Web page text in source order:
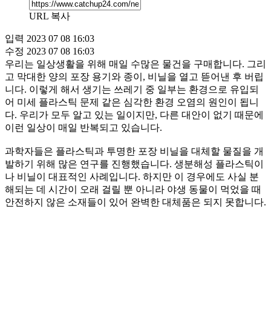
URL 복사
입력 2023 07 08 16:03
수정 2023 07 08 16:03
우리는 일상생활을 위해 매일 수많은 물건을 구매합니다. 그리
고 막대한 양의 포장 용기와 종이, 비닐을 열고 뜯어낸 후 버립
니다. 이렇게 해서 생기는 쓰레기 중 일부는 환경으로 유입되
어 미세 플라스틱 문제 같은 심각한 환경 오염의 원인이 됩니
다. 우리가 모두 알고 있는 일이지만, 다른 대안이 없기 때문에
이런 일상이 매일 반복되고 있습니다.
과학자들은 플라스틱과 투명한 포장 비닐을 대체할 물질을 개
발하기 위해 많은 연구를 진행했습니다. 생분해성 플라스틱이
나 비닐이 대표적인 사례입니다. 하지만 이 경우에도 사실 분
해되는 데 시간이 오래 걸릴 뿐 아니라 야생 동물이 먹었을 때
안전하지 않은 소재들이 있어 완벽한 대체품은 되지 못합니다.